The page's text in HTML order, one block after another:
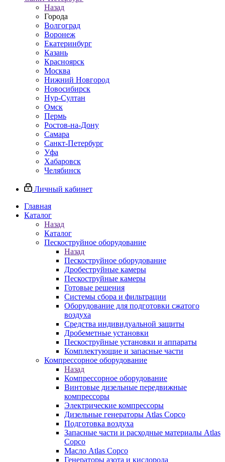
Назад
Города
Волгоград
Воронеж
Екатеринбург
Казань
Красноярск
Москва
Нижний Новгород
Новосибирск
Нур-Султан
Омск
Пермь
Ростов-на-Дону
Самара
Санкт-Петербург
Уфа
Хабаровск
Челябинск
Личный кабинет
Главная
Каталог
Назад
Каталог
Пескоструйное оборудование
Назад
Пескоструйное оборудование
Дробеструйные камеры
Пескоструйные камеры
Готовые решения
Системы сбора и фильтрации
Оборудование для подготовки сжатого
воздуха
Средства индивидуальной защиты
Дробеметные установки
Пескоструйные установки и аппараты
Комплектующие и запасные части
Компрессорное оборудование
Назад
Компрессорное оборудование
Винтовые дизельные передвижные
компрессоры
Электрические компрессоры
Дизельные генераторы Atlas Copco
Подготовка воздуха
Запасные части и расходные материалы Atlas
Copco
Масло Atlas Copco
Генераторы азота и кислорода